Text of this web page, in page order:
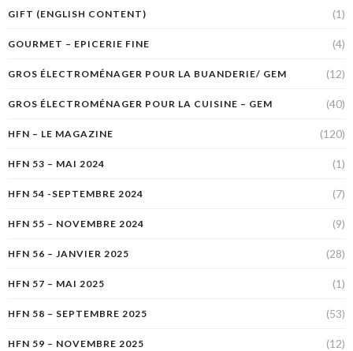
GIFT (ENGLISH CONTENT) (1)
GOURMET – EPICERIE FINE (4)
GROS ÉLECTROMÉNAGER POUR LA BUANDERIE/ GEM (12)
GROS ÉLECTROMÉNAGER POUR LA CUISINE – GEM (40)
HFN – LE MAGAZINE (120)
HFN 53 – MAI 2024 (1)
HFN 54 -SEPTEMBRE 2024 (7)
HFN 55 – NOVEMBRE 2024 (9)
HFN 56 – JANVIER 2025 (28)
HFN 57 – MAI 2025 (1)
HFN 58 – SEPTEMBRE 2025 (53)
HFN 59 – NOVEMBRE 2025 (12)